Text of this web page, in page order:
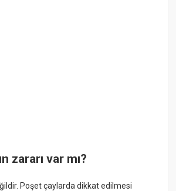
zararı var mı?
Poşet çaylarda dikkat edilmesi